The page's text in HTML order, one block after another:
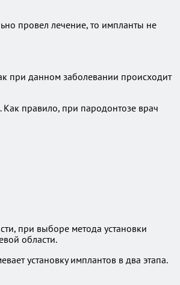
провел лечение, то импланты не
при данном заболевании происходит
Как правило, при пародонтозе врач
при выборе метода установки
области.
установку имплантов в два этапа.